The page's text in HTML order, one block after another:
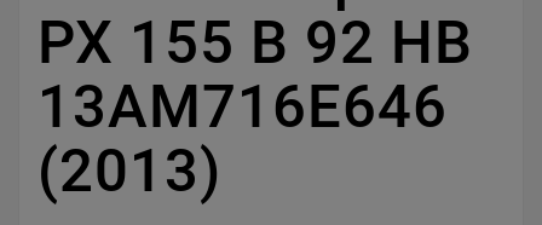
PX 155 B 92 HB
13AM716E646
(2013)